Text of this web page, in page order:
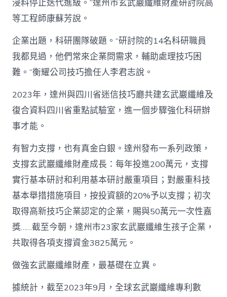
浸料停止迭代進級。”達州市玄武巖纖維財產研討院高
等工程師康蘇芳說。
企業出題，科研團隊破題。“研討院的14名科研職員
我都見過，他們常來企業問需求，輔助處理技巧困
難。”衡耀公司技巧擔任人李君志說。
2023年，達州與四川省迷信技巧廳共建玄武巖纖維及
復合資料四川省重點試驗室，進一個步驟強化科研辦
事才能。
有智力支撐，也有真金白銀。達州發布一系列政策，
支撐玄武巖纖維財產成長：每年投進200萬元，支撐
實行基本研討和利用基本研討嚴重項目；對嚴重科技
基本舉措措施項目，按投資額的20%予以支撐；初次
取得高新技巧企業認定的企業，賜與50萬元一次性嘉
獎……截至今朝，達州市23家玄武巖纖維生孩子企業，
共取得各項支撐資金3825萬元。
做強玄武巖纖維財產，最基礎在立異。
據統計，截至2023年9月，全球玄武巖纖維專利數